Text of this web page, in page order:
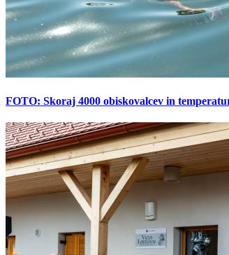
FOTO: Skoraj 4000 obiskovalcev in